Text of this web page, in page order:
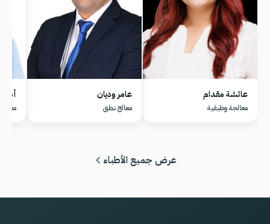
عائشة مقدام
معالجة وظیفیة
عامر وديان
معالج نطق
عرض جميع الأطباء